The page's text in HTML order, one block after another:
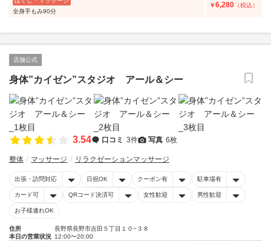
全身手もみ90分
￥6,280 （税込）
店舗公式
身体”カイゼン”スタジオ アール＆シー
3.54 口コミ 3件 写真 6枚
整体 マッサージ リラクゼーションマッサージ
出張・訪問対応 日祝OK クーポン有 駐車場有
カード可 QRコード決済可 女性歓迎 男性歓迎
お子様連れOK
住所
長野県長野市吉田５丁目１０−３８
本日の営業状況 12:00〜20:00